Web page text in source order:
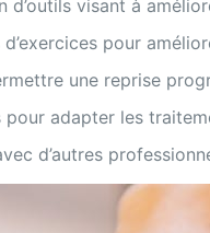
d’outils visant à
d’exercices pour
une reprise
pour adapter les
d’autres